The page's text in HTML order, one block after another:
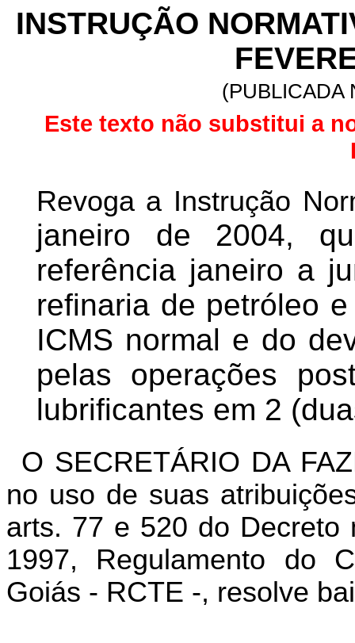
INSTRUÇÃO
(PUBLICADA
Este texto não substitui a
Revoga a Instrução
janeiro de 2004,
referência janeiro a
refinaria de petróleo
ICMS normal e do
pelas operações
lubrificantes em 2
O SECRETÁRIO DA
no uso de suas
arts. 77 e 520 do Decreto
1997, Regulamento do
Goiás - RCTE -, resolve